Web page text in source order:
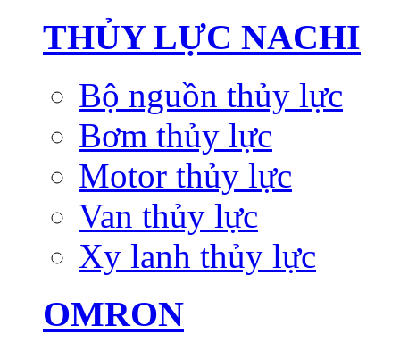
THỦY LỰC NACHI
Bộ nguồn thủy lực
Bơm thủy lực
Motor thủy lực
Van thủy lực
Xy lanh thủy lực
OMRON